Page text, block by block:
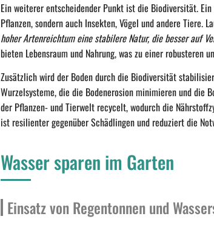
Ein weiterer entscheidender Punkt ist die Biodiversität.
Pflanzen, sondern auch Insekten, Vögel und andere Tiere.
hoher Artenreichtum eine stabilere Natur, die besser auf
bieten Lebensraum und Nahrung, was zu einer robusteren
Zusätzlich wird der Boden durch die Biodiversität
Wurzelsysteme, die die Bodenerosion minimieren und die
der Pflanzen- und Tierwelt recycelt, wodurch die
ist resilienter gegenüber Schädlingen und reduziert die
Wasser sparen im Garten
Einsatz von Regentonnen und